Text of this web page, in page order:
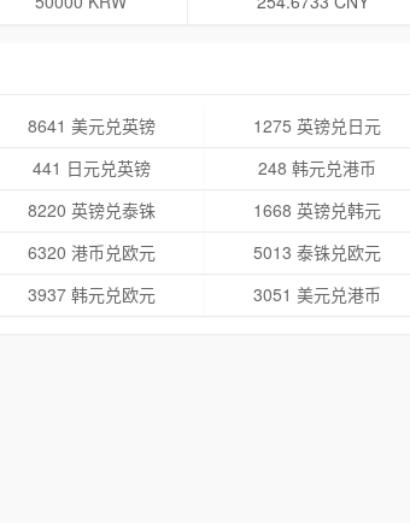
8641 美元兑英镑
1275 英镑兑日元
441 日元兑英镑
248 韩元兑港币
8220 英镑兑泰铢
1668 英镑兑韩元
6320 港币兑欧元
5013 泰铢兑欧元
3937 韩元兑欧元 3051 美元兑港币